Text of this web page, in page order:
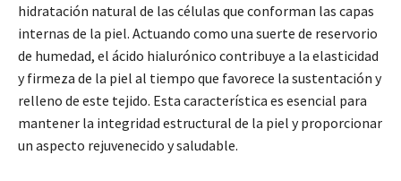
hidratación natural de las células que conforman las capas
internas de la piel. Actuando como una suerte de reservorio
de humedad, el ácido hialurónico contribuye a la elasticidad
y firmeza de la piel al tiempo que favorece la sustentación y
relleno de este tejido. Esta característica es esencial para
mantener la integridad estructural de la piel y proporcionar
un aspecto rejuvenecido y saludable.